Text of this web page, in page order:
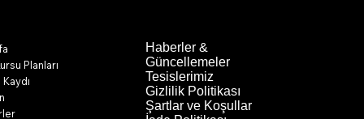
Planları
Haberler &
Güncellemeler
Tesislerimiz
Gizlilik Politikası
Şartlar ve Koşullar